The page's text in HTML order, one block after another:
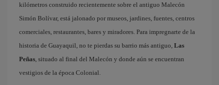
kilómetros construido recientemente sobre el antiguo Malecón
Simón Bolívar, está jalonado por museos, jardines, fuentes, centros
comerciales, restaurantes, bares y miradores. Para impregnarte de la
historia de Guayaquil, no te pierdas su barrio más antiguo, Las
Peñas , situado al final del Malecón y donde aún se encuentran
vestigios de la época Colonial.